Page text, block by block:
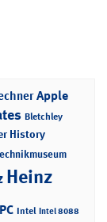
Apple
Bletchley
History
Heinz
Intel Intel 8088